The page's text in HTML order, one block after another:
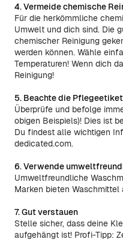
4. Vermeide chemische
Für die herkömmliche
Umwelt und dich sind. Die
chemischer Reinigung
werden können. Wähle
Temperaturen! Wenn dich
Reinigung!
5. Beachte die
Überprüfe und befolge
obigen Beispiels)! Dies ist
Du findest alle wichtigen
dedicated.com.
6. Verwende
Umweltfreundliche
Marken bieten
7. Gut verstauen
Stelle sicher, dass deine
aufgehängt ist! Profi-Tipp: